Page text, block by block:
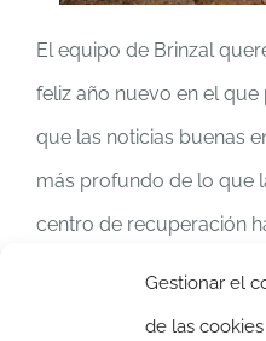
Gestionar el
de las cookies
El equipo de Brinzal
feliz año nuevo en el
que las noticias buenas
más profundo de lo que
centro de recuperación